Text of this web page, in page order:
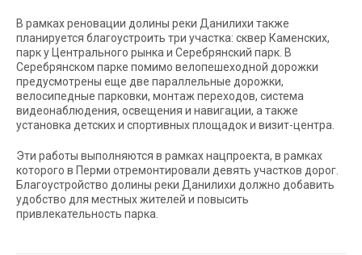
В рамках реновации долины реки Данилихи также
планируется благоустроить три участка: сквер Каменских,
парк у Центрального рынка и Серебрянский парк. В
Серебрянском парке помимо велопешеходной дорожки
предусмотрены еще две параллельные дорожки,
велосипедные парковки, монтаж переходов, система
видеонаблюдения, освещения и навигации, а также
установка детских и спортивных площадок и визит-центра.
Эти работы выполняются в рамках нацпроекта, в рамках
которого в Перми отремонтировали девять участков дорог.
Благоустройство долины реки Данилихи должно добавить
удобство для местных жителей и повысить
привлекательность парка.